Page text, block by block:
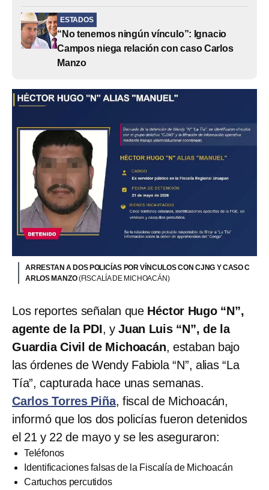
ESTADOS
“No tenemos ningún vínculo”: Ignacio
Campos niega relación con caso Carlos
Manzo
ARRESTAN A DOS POLICÍAS POR VÍNCULOS CON CJNG Y CASO C
ARLOS MANZO(FISCALÍA DE MICHOACÁN)
Los reportes señalan que Héctor Hugo “N”,
agente de la PDI, yJuan Luis “N”, de la
Guardia Civil de Michoacán, estaban bajo
las órdenes de Wendy Fabiola “N”, alias “La
Tía”, capturada hace unas semanas.
Carlos Torres Piña, fiscal de Michoacán,
informó que los dos policías fueron detenidos
el 21 y 22 de mayo y se les aseguraron:
Teléfonos
Identificaciones falsas de la Fiscalía de Michoacán
Cartuchos percutidos